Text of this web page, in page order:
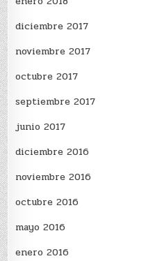
diciembre 2017
noviembre 2017
octubre 2017
septiembre 2017
junio 2017
diciembre 2016
noviembre 2016
octubre 2016
mayo 2016
enero 2016